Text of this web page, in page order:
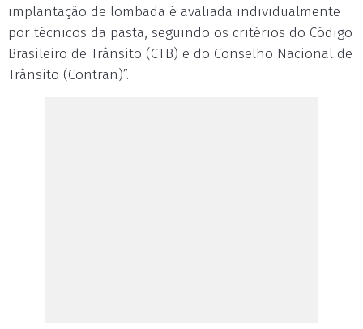
implantação de lombada é avaliada individualmente
por técnicos da pasta, seguindo os critérios do Código
Brasileiro de Trânsito (CTB) e do Conselho Nacional de
Trânsito (Contran)”.